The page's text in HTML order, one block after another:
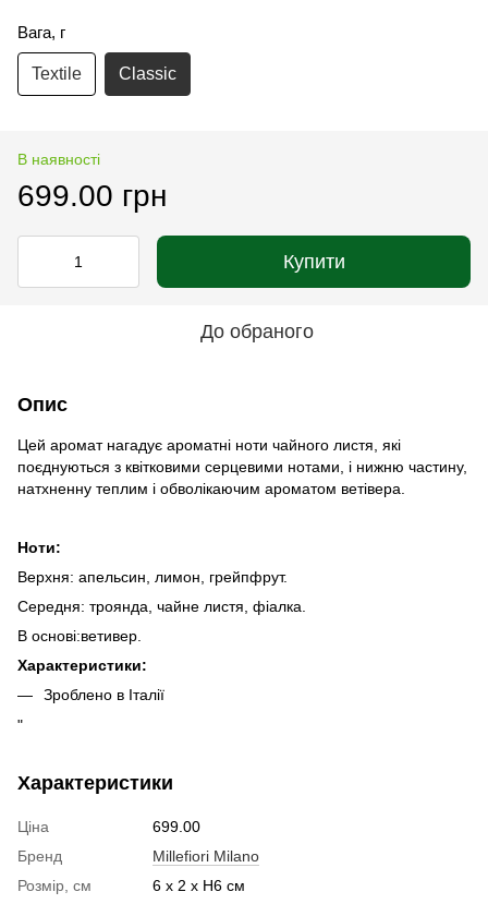
Вага, г
Textile Classic
В наявності
699.00 грн
Купити
До обраного
Опис
Цей аромат нагадує ароматні ноти чайного листя, які
поєднуються з квітковими серцевими нотами, і нижню частину,
натхненну теплим і обволікаючим ароматом ветівера.
Ноти:
Верхня: апельсин, лимон, грейпфрут.
Середня: троянда, чайне листя, фіалка.
В основі:ветивер.
Характеристики:
Зроблено в Італії
"
Характеристики
Ціна
699.00
Бренд
Millefiori Milano
Розмір, см
6 х 2 х Н6 см